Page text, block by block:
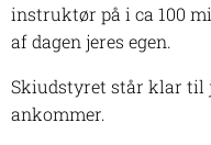
instruktør på i ca 100
af dagen jeres egen.
Skiudstyret står klar til
ankommer.